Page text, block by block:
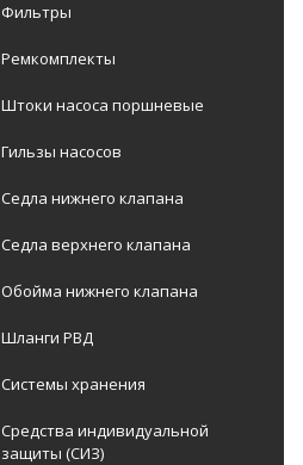
Фильтры
Ремкомплекты
Штоки насоса поршневые
Гильзы насосов
Седла нижнего клапана
Седла верхнего клапана
Обойма нижнего клапана
Шланги РВД
Системы хранения
Средства индивидуальной
защиты (СИЗ)